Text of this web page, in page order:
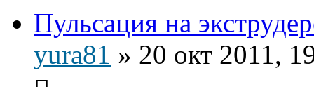
Пульсация на
yura81 » 20 окт 2011,